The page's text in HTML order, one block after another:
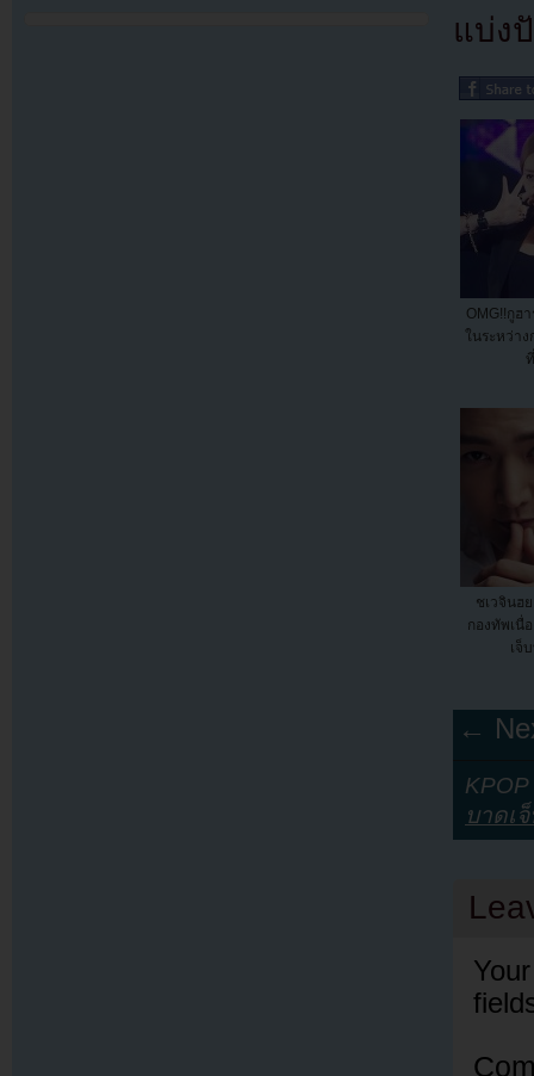
แบ่ง
OMG!!กูฮ
ในระหว่า
ชเวจินฮ
กองทัพเนื่
เจ็
←
บาดเ